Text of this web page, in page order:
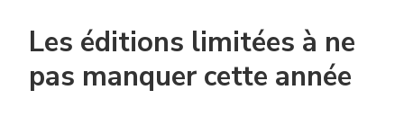
Les éditions limitées à ne
pas manquer cette année